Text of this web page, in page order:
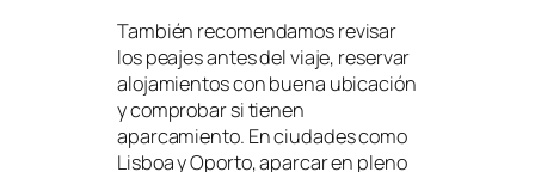
También recomendamos revisar
los peajes antes del viaje, reservar
alojamientos con buena ubicación
y comprobar si tienen
aparcamiento. En ciudades como
Lisboa y Oporto, aparcar en pleno